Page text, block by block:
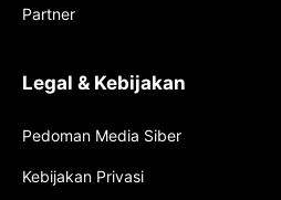
Partner
Legal & Kebijakan
Pedoman Media Siber
Kebijakan Privasi